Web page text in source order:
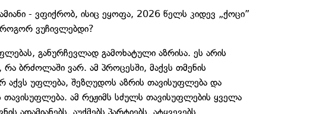
- ვფიქრობ, ისიც ეყოფა, 2026 წელს კიდევ „ქოცი”
როგორ ვუჩივლებდი?
განურჩევლად გამოხატული აზრისა. ეს არის
რა ბრძოლაში ვარ. ამ პროცესში, მაქვს თმენის
აქვს უფლება, შეზღუდოს აზრის თავისუფლება და
თავისუფლება. ამ რეჟიმს სძულს თავისუფლების ყველა